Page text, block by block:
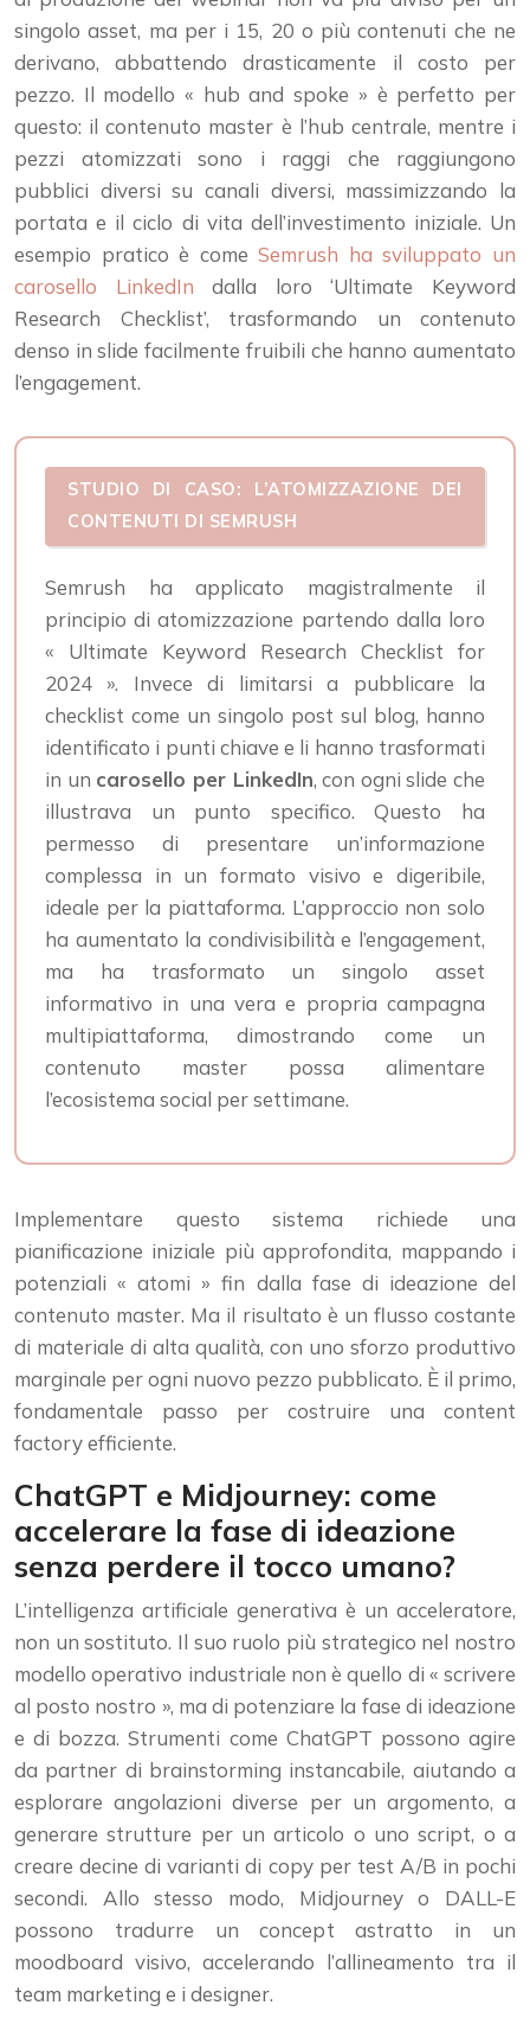
singolo asset, ma per i 15, 20 o più contenuti che ne
derivano, abbattendo drasticamente il costo per
pezzo. Il modello « hub and spoke » è perfetto per
questo: il contenuto master è l’hub centrale, mentre i
pezzi atomizzati sono i raggi che raggiungono
pubblici diversi su canali diversi, massimizzando la
portata e il ciclo di vita dell’investimento iniziale. Un
esempio pratico è comeSemrush ha sviluppato un
carosello LinkedIn dalla loro ‘Ultimate Keyword
Research Checklist’, trasformando un contenuto
denso in slide facilmente fruibili che hanno aumentato
l’engagement.
STUDIO DI CASO: L’ATOMIZZAZIONE DEI
CONTENUTI DI SEMRUSH
Semrush ha applicato magistralmente il
principio di atomizzazione partendo dalla loro
« Ultimate Keyword Research Checklist for
2024 ». Invece di limitarsi a pubblicare la
checklist come un singolo post sul blog, hanno
identificato i punti chiave e li hanno trasformati
in un carosello per LinkedIn, con ogni slide che
illustrava un punto specifico. Questo ha
permesso di presentare un’informazione
complessa in un formato visivo e digeribile,
ideale per la piattaforma. L’approccio non solo
ha aumentato la condivisibilità e l’engagement,
ma ha trasformato un singolo asset
informativo in una vera e propria campagna
multipiattaforma, dimostrando come un
contenuto master possa alimentare
l’ecosistema social per settimane.
Implementare questo sistema richiede una
pianificazione iniziale più approfondita, mappando i
potenziali « atomi » fin dalla fase di ideazione del
contenuto master. Ma il risultato è un flusso costante
di materiale di alta qualità, con uno sforzo produttivo
marginale per ogni nuovo pezzo pubblicato. È il primo,
fondamentale passo per costruire una content
factory efficiente.
ChatGPT e Midjourney: come
accelerare la fase di ideazione
senza perdere il tocco umano?
L’intelligenza artificiale generativa è un acceleratore,
non un sostituto. Il suo ruolo più strategico nel nostro
modello operativo industriale non è quello di « scrivere
al posto nostro », ma di potenziare la fase di ideazione
e di bozza. Strumenti come ChatGPT possono agire
da partner di brainstorming instancabile, aiutando a
esplorare angolazioni diverse per un argomento, a
generare strutture per un articolo o uno script, o a
creare decine di varianti di copy per test A/B in pochi
secondi. Allo stesso modo, Midjourney o DALL-E
possono tradurre un concept astratto in un
moodboard visivo, accelerando l’allineamento tra il
team marketing e i designer.